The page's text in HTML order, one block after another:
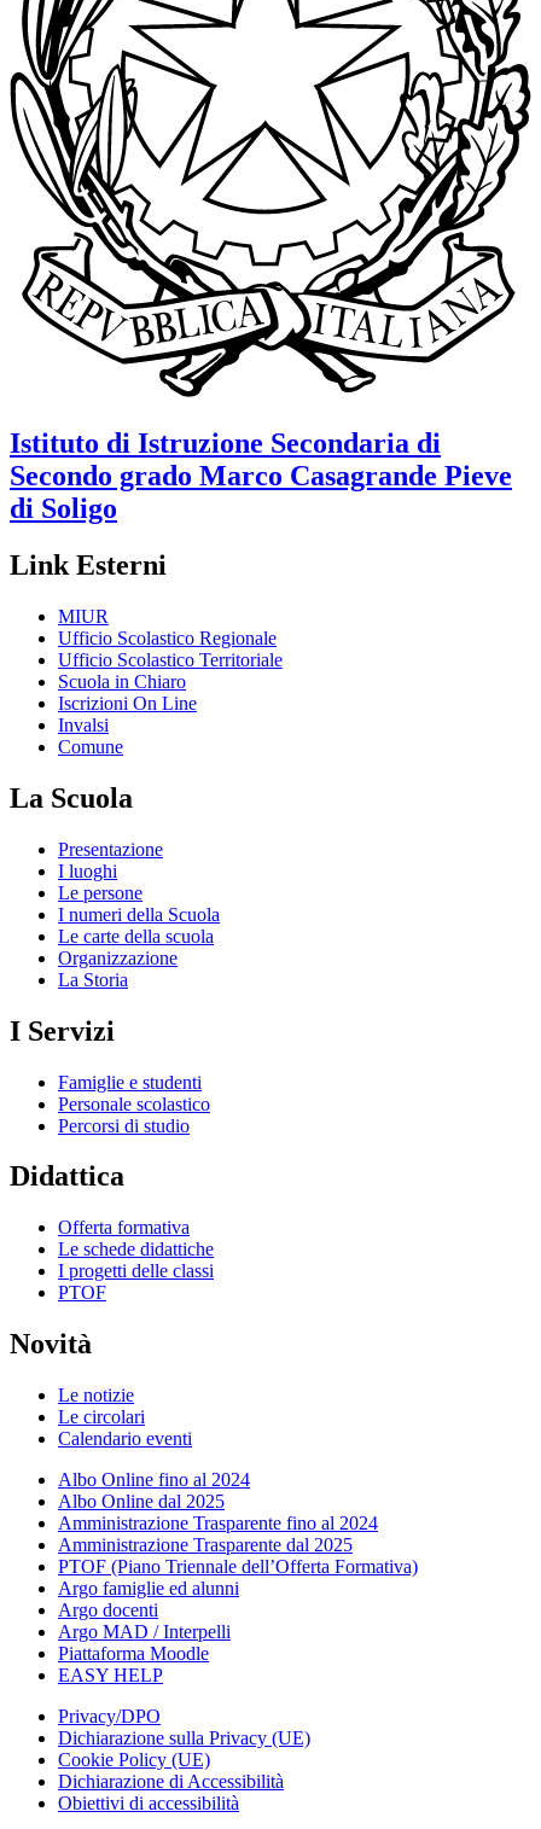
Istituto di Istruzione Secondaria di
Secondo grado Marco Casagrande Pieve
di Soligo
Link Esterni
MIUR
Ufficio Scolastico Regionale
Ufficio Scolastico Territoriale
Scuola in Chiaro
Iscrizioni On Line
Invalsi
Comune
La Scuola
Presentazione
I luoghi
Le persone
I numeri della Scuola
Le carte della scuola
Organizzazione
La Storia
I Servizi
Famiglie e studenti
Personale scolastico
Percorsi di studio
Didattica
Offerta formativa
Le schede didattiche
I progetti delle classi
PTOF
Novità
Le notizie
Le circolari
Calendario eventi
Albo Online fino al 2024
Albo Online dal 2025
Amministrazione Trasparente fino al 2024
Amministrazione Trasparente dal 2025
PTOF (Piano Triennale dell’Offerta Formativa)
Argo famiglie ed alunni
Argo docenti
Argo MAD / Interpelli
Piattaforma Moodle
EASY HELP
Privacy/DPO
Dichiarazione sulla Privacy (UE)
Cookie Policy (UE)
Dichiarazione di Accessibilità
Obiettivi di accessibilità